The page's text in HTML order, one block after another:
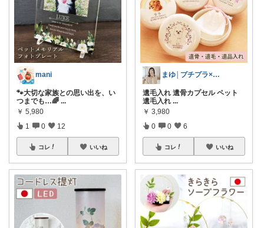
mani
🐾大切な家族との思い出を、い
つまでも…🌈 ...
￥ 5,980
1 0 12
コレ いいね
まゆ│プチプラ×ご褒美スイーツ
遺毛入れ 遺骨カプセル ペット
遺毛入れ ...
￥ 3,980
0 0 6
コレ いいね